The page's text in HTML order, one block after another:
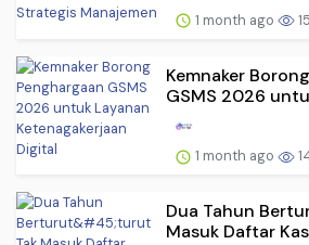
1 month ago
Kemnaker
GSMS 2026
1 month ago
Dua Tahun
Masuk Daftar